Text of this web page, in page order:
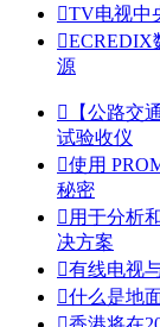
TV电视中
ECREDIX
源

【公路交
试验收仪
使用
秘密
 用于分析
决方案
有线电视
什么是地